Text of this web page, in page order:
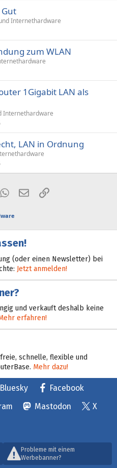
Gut
Internethardware
zum WLAN
1Gigabit LAN als
Internethardware
LAN in Ordnung
WhatsApp
E-MailLink
(oder einen Newsletter) bei
Jetzt anmelden!
und verkauft deshalb keine
erfahren!
schnelle, flexible und
Mehr dazu!
Bluesky
Facebook
Mastodon
X
Probleme mit einem
Werbebanner?